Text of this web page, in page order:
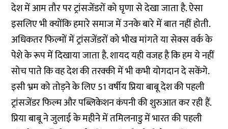
देश में आम तौर पर ट्रांसजेंडरों को घृणा से देखा जाता है. ऐसा
इसलिए भी क्योंकि हमारे समाज में उनके बारे में बात नहीं होती.
अधिकतर फिल्मों में ट्रांसजेंडरों को भीख मांगते या सेक्स वर्क के
पेशे के रूप में दिखाया जाता है. शायद यही वजह है कि हम ये नहीं
सोच पाते कि वह देश की तरक्की में भी कभी योगदान दे सकेंगे.
इसी भ्रम को तोड़ने के लिए 51 वर्षीय प्रिया बाबू देश की पहली
ट्रांसजेंडर फिल्म और पब्लिकेशन कंपनी की शुरुआत कर रही हैं.
प्रिया बाबू ने जुलाई के महीने में तमिलनाडु में भारत की पहली